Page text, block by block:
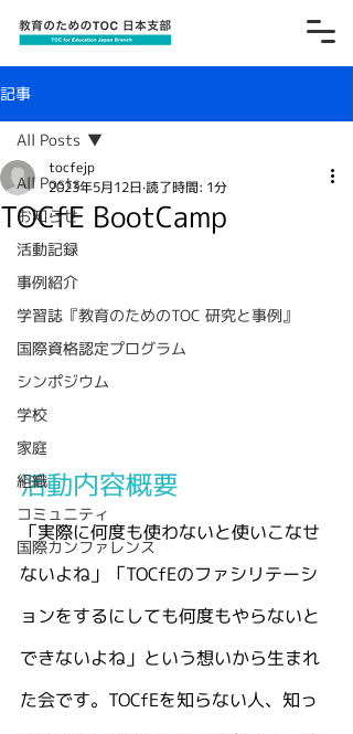
記事
All Posts
お知らせ
活動記録
事例紹介
学習誌『教育のためのTOC 研究と事例』
国際資格認定プログラム
シンポジウム
学校
家庭
組織
コミュニティ
国際カンファレンス
All Posts
TOCfE BootCamp
tocfejp
2023年5月12日 読了時間: 1分
活動内容概要
「実際に何度も使わないと使いこなせ
ないよね」「TOCfEのファシリテーシ
ョンをするにしても何度もやらないと
できないよね」という想いから生まれ
た会です。TOCfEを知らない人、知っ